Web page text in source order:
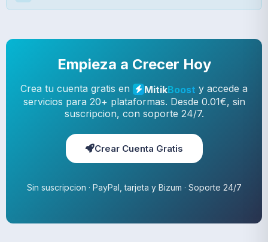
Empieza a Crecer Hoy
Crea tu cuenta gratis en MitikBoost y accede a
servicios para 20+ plataformas. Desde 0.01€, sin
suscripcion, con soporte 24/7.
Crear Cuenta Gratis
Sin suscripcion · PayPal, tarjeta y Bizum · Soporte 24/7